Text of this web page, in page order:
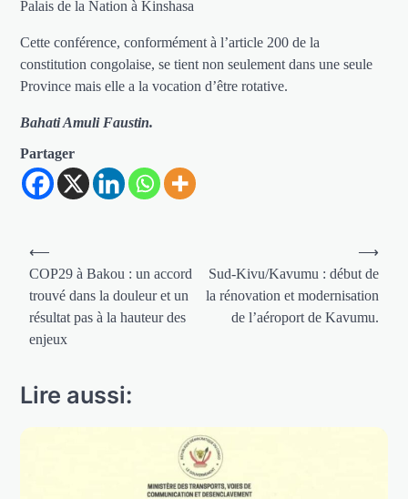
Palais de la Nation à Kinshasa
Cette conférence, conformément à l’article 200 de la
constitution congolaise, se tient non seulement dans une seule
Province mais elle a la vocation d’être rotative.
Bahati Amuli Faustin.
Partager
Navigation
de
l’article
⟵
COP29 à Bakou : un accord
trouvé dans la douleur et un
résultat pas à la hauteur des
enjeux
Sud-Kivu/Kavumu : début de
la rénovation et modernisation
de l’aéroport de Kavumu.
⟶
Lire aussi: